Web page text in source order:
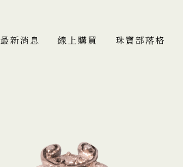
最新消息 線上購買 珠寶部落格